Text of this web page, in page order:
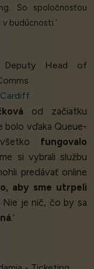
So spoločnosťou
budúcnosti.’
Head of
od začiatku
bolo vďaka Queue-
fungovalo
si vybrali službu
predávať online
aby sme utrpeli
Nie je nič, čo by sa
.’